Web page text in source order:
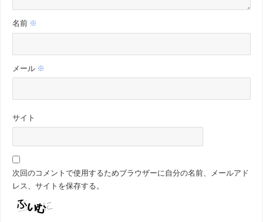
名前 ※
メール ※
サイト
次回のコメントで使用するためブラウザーに自分の名前、メールアド
レス、サイトを保存する。